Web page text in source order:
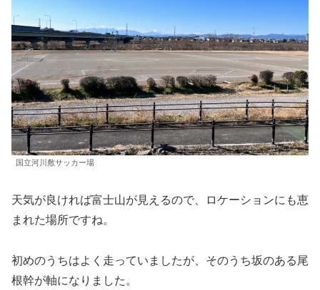
国立河川敷サッカー場
天気が良ければ富士山が見えるので、ロケーションにも恵
まれた場所ですね。
初めのうちはよく走っていましたが、そのうち坂のある尾
根幹が軸になりました。